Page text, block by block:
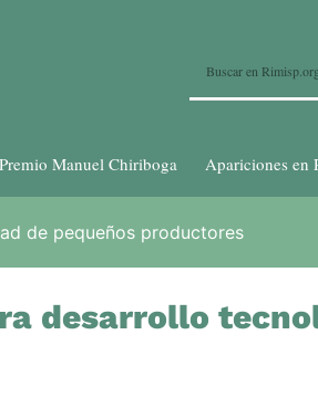
Premio Manuel Chiriboga Apariciones en
de pequeños productores
desarrollo